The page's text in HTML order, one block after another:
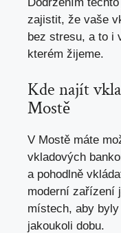
zajistit, že vaše
bez stresu, a to i
kterém žijeme.
Kde najít
Mostě
V Mostě máte
vkladových
a pohodlně
moderní zařízení
místech, aby
jakoukoli dobu.